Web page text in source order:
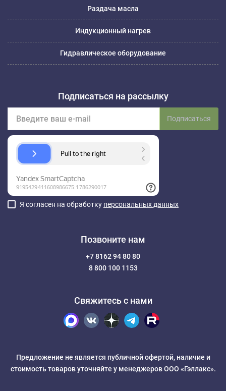
Раздача масла
Индукционный нагрев
Гидравлическое оборудование
Подписаться на рассылку
Подписаться
Я согласен на обработку персональных данных
Позвоните нам
+7 8162 94 80 80
8 800 100 1153
Свяжитесь с нами
Предложение не является публичной офертой, наличие и
стоимость товаров уточняйте у менеджеров ООО «Гэллакс».